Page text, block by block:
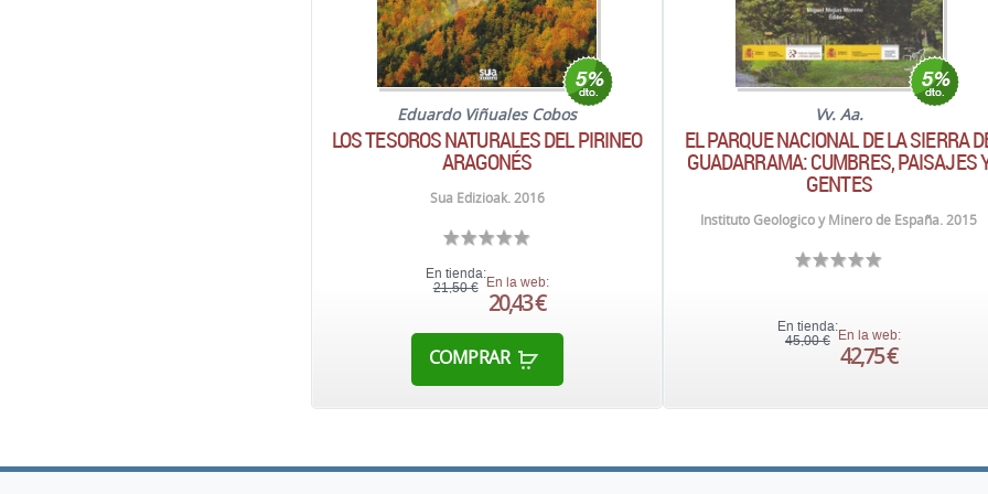
Eduardo Viñuales Cobos
LOS TESOROS NATURALES DEL PIRINEO
ARAGONÉS
Sua Edizioak. 2016
En tienda:
21,50 € En la web:
20,43 €
COMPRAR
Vv. Aa.
EL PARQUE NACIONAL DE LA SIERRA
GUADARRAMA: CUMBRES, PAISAJES
GENTES
Instituto Geologico y Minero de España. 2015
En tienda:
45,00 € En la web:
42,75 €